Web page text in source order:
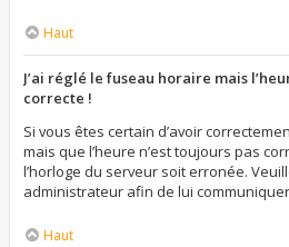
Haut
J’ai réglé le fuseau horaire mais
correcte !
Si vous êtes certain d’avoir
mais que l’heure n’est toujours pas
l’horloge du serveur soit erronée.
administrateur afin de lui
Haut